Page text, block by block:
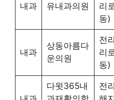
내과 유내과의원
리
동)
내과
상동아름다
운의원
전
리
동)
다윗365내
전